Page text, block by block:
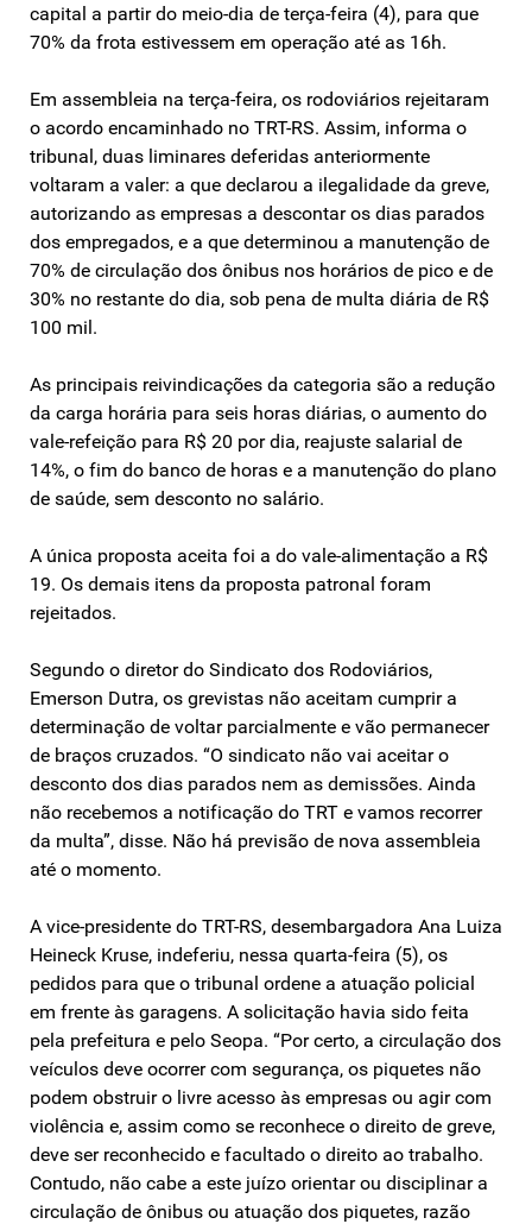
capital a partir do meio-dia de terça-feira (4), para que
70% da frota estivessem em operação até as 16h.
Em assembleia na terça-feira, os rodoviários rejeitaram
o acordo encaminhado no TRT-RS. Assim, informa o
tribunal, duas liminares deferidas anteriormente
voltaram a valer: a que declarou a ilegalidade da greve,
autorizando as empresas a descontar os dias parados
dos empregados, e a que determinou a manutenção de
70% de circulação dos ônibus nos horários de pico e de
30% no restante do dia, sob pena de multa diária de R$
100 mil.
As principais reivindicações da categoria são a redução
da carga horária para seis horas diárias, o aumento do
vale-refeição para R$ 20 por dia, reajuste salarial de
14%, o fim do banco de horas e a manutenção do plano
de saúde, sem desconto no salário.
A única proposta aceita foi a do vale-alimentação a R$
19. Os demais itens da proposta patronal foram
rejeitados.
Segundo o diretor do Sindicato dos Rodoviários,
Emerson Dutra, os grevistas não aceitam cumprir a
determinação de voltar parcialmente e vão permanecer
de braços cruzados. “O sindicato não vai aceitar o
desconto dos dias parados nem as demissões. Ainda
não recebemos a notificação do TRT e vamos recorrer
da multa”, disse. Não há previsão de nova assembleia
até o momento.
A vice-presidente do TRT-RS, desembargadora Ana Luiza
Heineck Kruse, indeferiu, nessa quarta-feira (5), os
pedidos para que o tribunal ordene a atuação policial
em frente às garagens. A solicitação havia sido feita
pela prefeitura e pelo Seopa. “Por certo, a circulação dos
veículos deve ocorrer com segurança, os piquetes não
podem obstruir o livre acesso às empresas ou agir com
violência e, assim como se reconhece o direito de greve,
deve ser reconhecido e facultado o direito ao trabalho.
Contudo, não cabe a este juízo orientar ou disciplinar a
circulação de ônibus ou atuação dos piquetes, razão